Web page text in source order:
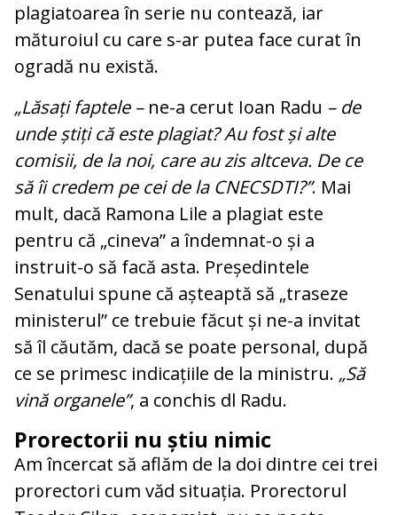
plagiatoarea în serie nu contează, iar
măturoiul cu care s-ar putea face curat în
ogradă nu există.
„Lăsați faptele – ne-a cerut Ioan Radu – de
unde știți că este plagiat? Au fost și alte
comisii, de la noi, care au zis altceva. De ce
să îi credem pe cei de la CNECSDTI?”. Mai
mult, dacă Ramona Lile a plagiat este
pentru că „cineva” a îndemnat-o și a
instruit-o să facă asta. Președintele
Senatului spune că așteaptă să „traseze
ministerul” ce trebuie făcut și ne-a invitat
să îl căutăm, dacă se poate personal, după
ce se primesc indicațiile de la ministru. „Să
vină organele”, a conchis dl Radu.
Prorectorii nu știu nimic
Am încercat să aflăm de la doi dintre cei trei
prorectori cum văd situația. Prorectorul